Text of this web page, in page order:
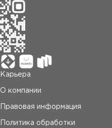
Карьера
О компании
Правовая информация
Политика обработки